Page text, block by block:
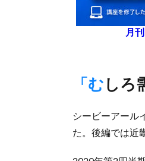
月
「む
シービーアール
た。後編では近